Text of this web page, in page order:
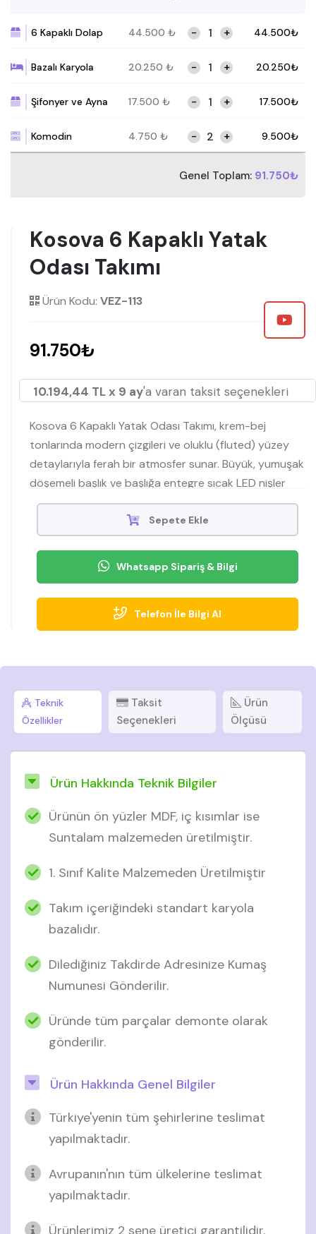
6 Kapaklı Dolap 44.500 ₺ - + 44.500₺
Bazalı Karyola 20.250 ₺ - + 20.250₺
Şifonyer ve Ayna 17.500 ₺ - + 17.500₺
Komodin 4.750 ₺ - + 9.500₺
Genel Toplam: 91.750₺
Kosova 6 Kapaklı Yatak
Odası Takımı
Ürün Kodu: VEZ-113
91.750₺
10.194,44 TL x 9 ay'a varan taksit seçenekleri
Kosova 6 Kapaklı Yatak Odası Takımı, krem-bej
tonlarında modern çizgileri ve oluklu (fluted) yüzey
detaylarıyla ferah bir atmosfer sunar. Büyük, yumuşak
döşemeli başlık ve başlığa entegre sıcak LED nişler
gece kullanımlarında konforlu bir aydınlatma sağlar.
Uzun gömme kulplarla tasarlanan 6 kapaklı gardırop;
kenarlardaki tam boy ayna kapakları, orta
bölümlerdeki oluklu kapaklar ve içteki askı alanları,
geniş raflar ile çekmeceler sayesinde düzeni
kolaylaştırır. Takımı tamamlayan komodin ve şifonyer,
aynı ritmik yüzey işçiliği ve pürüzsüz açılır-kapanır ray
sistemiyle şık ve işlevsel depolama sunar. Zarif hatları,
İnegöl mobilya kalitesiyle uzun yıllar ilk günkü
görünümünü korur.
Sepete Ekle
Whatsapp Sipariş & Bilgi
Telefon İle Bilgi Al
Teknik
Özellikler
Taksit
Seçenekleri
Ürün
Ölçüsü
Ürün Hakkında Teknik Bilgiler
Ürünün ön yüzler MDF, iç kısımlar ise
Suntalam malzemeden üretilmiştir.
1. Sınıf Kalite Malzemeden Üretilmiştir
Takım içeriğindeki standart karyola
bazalıdır.
Dilediğiniz Takdirde Adresinize Kumaş
Numunesi Gönderilir.
Üründe tüm parçalar demonte olarak
gönderilir.
Ürün Hakkında Genel Bilgiler
Türkiye'yenin tüm şehirlerine teslimat
yapılmaktadır.
Avrupanın'nın tüm ülkelerine teslimat
yapılmaktadır.
Ürünlerimiz 2 sene üretici garantilidir.